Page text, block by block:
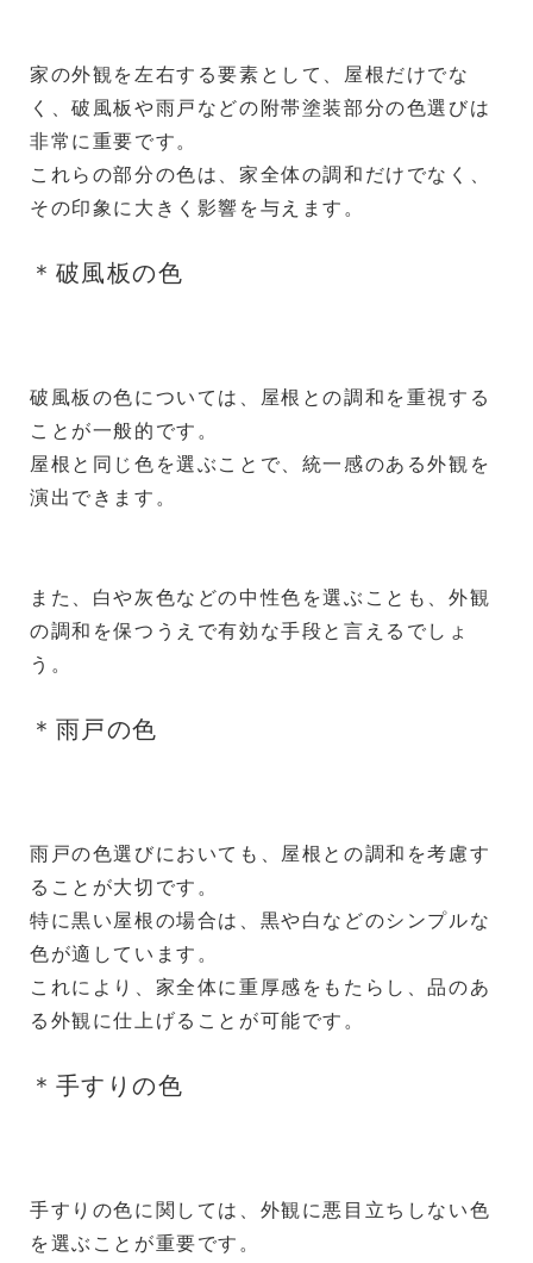
家の外観を左右する要素として、屋根だけでな
く、破風板や雨戸などの附帯塗装部分の色選びは
非常に重要です。
これらの部分の色は、家全体の調和だけでなく、
その印象に大きく影響を与えます。
＊破風板の色
破風板の色については、屋根との調和を重視する
ことが一般的です。
屋根と同じ色を選ぶことで、統一感のある外観を
演出できます。
また、白や灰色などの中性色を選ぶことも、外観
の調和を保つうえで有効な手段と言えるでしょ
う。
＊雨戸の色
雨戸の色選びにおいても、屋根との調和を考慮す
ることが大切です。
特に黒い屋根の場合は、黒や白などのシンプルな
色が適しています。
これにより、家全体に重厚感をもたらし、品のあ
る外観に仕上げることが可能です。
＊手すりの色
手すりの色に関しては、外観に悪目立ちしない色
を選ぶことが重要です。